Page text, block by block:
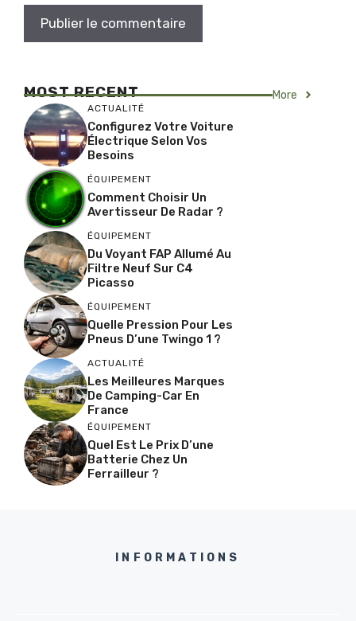
MOST RECENT More
ACTUALITÉ
Configurez Votre Voiture
Électrique Selon Vos
Besoins
ÉQUIPEMENT
Comment Choisir Un
Avertisseur De Radar ?
ÉQUIPEMENT
Du Voyant FAP Allumé Au
Filtre Neuf Sur C4
Picasso
ÉQUIPEMENT
Quelle Pression Pour Les
Pneus D’une Twingo 1 ?
ACTUALITÉ
Les Meilleures Marques
De Camping-Car En
France
ÉQUIPEMENT
Quel Est Le Prix D’une
Batterie Chez Un
Ferrailleur ?
INFORMATIONS